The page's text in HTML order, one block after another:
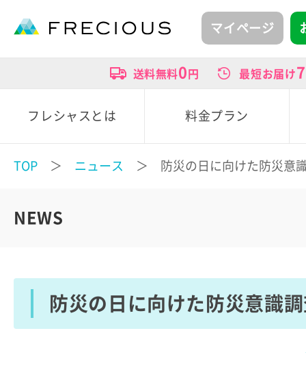
マイページ
送料無料0 円 最短お届け7
フレシャスとは 料金プラン
TOP ＞ ニュース ＞ 防災の日に向けた防災意
NEWS
防災の日に向けた防災意識